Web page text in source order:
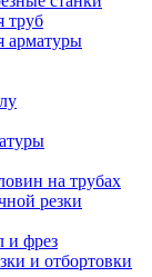
труб
арматуры
на трубаx
резки
и фрез
и отбортовки